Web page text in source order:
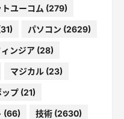
トユーコム (279)
パソコン (2629)
ィンジア(28)
マジカル(23)
ップ(21)
(66) 技術(2630)